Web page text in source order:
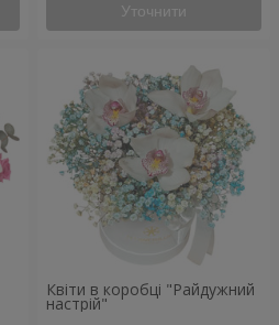
Уточнити
Квіти в коробці "Райдужний
настрій"